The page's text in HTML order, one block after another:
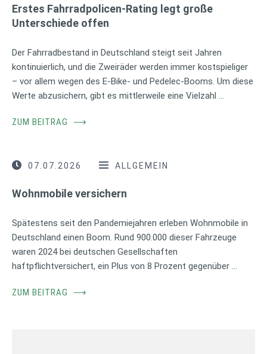
Erstes Fahrradpolicen-Rating legt große
Unterschiede offen
Der Fahrradbestand in Deutschland steigt seit Jahren
kontinuierlich, und die Zweiräder werden immer kostspieliger
– vor allem wegen des E-Bike- und Pedelec-Booms. Um diese
Werte abzusichern, gibt es mittlerweile eine Vielzahl …
ZUM BEITRAG ⟶
07.07.2026 ALLGEMEIN
Wohnmobile versichern
Spätestens seit den Pandemiejahren erleben Wohnmobile in
Deutschland einen Boom. Rund 900.000 dieser Fahrzeuge
waren 2024 bei deutschen Gesellschaften
haftpflichtversichert, ein Plus von 8 Prozent gegenüber …
ZUM BEITRAG ⟶